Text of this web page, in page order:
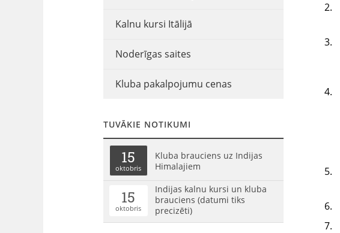
Kalnu kursi Itālijā
Noderīgas saites
Kluba pakalpojumu cenas
TUVĀKIE NOTIKUMI
15
oktobris
Kluba brauciens uz Indijas
Himalajiem
15
oktobris
Indijas kalnu kursi un kluba
brauciens (datumi tiks
precizēti)